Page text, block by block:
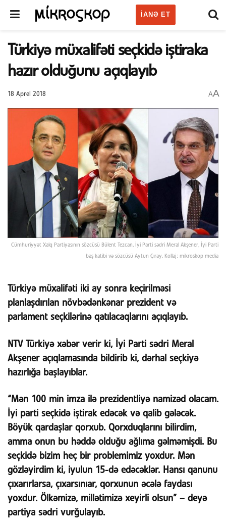
IANƏ ET
Türkiyə müxalifəti seçkidə iştiraka
hazır olduğunu açıqlayıb
18 Aprel 2018 AA
Cümhuriyyət Xalq Partiyasının sözcüsü Bülent Tezcan, İyi Parti sədri Meral Akşener, İyi Parti
baş katibi və sözcüsü Aytun Çıray. Kollaj: mikroskop media
Türkiyə müxalifəti iki ay sonra keçirilməsi
planlaşdırılan növbədənkənar prezident və
parlament seçkilərinə qatılacaqlarını açıqlayıb.
NTV Türkiyə xəbər verir ki, İyi Parti sədri Meral
Akşener açıqlamasında bildirib ki, dərhal seçkiyə
hazırlığa başlayıblar.
“Mən 100 min imza ilə prezidentliyə namizəd olacam.
İyi parti seçkidə iştirak edəcək və qalib gələcək.
Böyük qardaşlar qorxub. Qorxduqlarını bilirdim,
amma onun bu həddə olduğu ağlıma gəlməmişdi. Bu
seçkidə bizim heç bir problemimiz yoxdur. Mən
gözləyirdim ki, iyulun 15-də edəcəklər. Hansı qanunu
çıxarırlarsa, çıxarsınıar, qorxunun əcələ faydası
yoxdur. Ölkəmizə, millətimizə xeyirli olsun” – deyə
partiya sədri vurğulayıb.